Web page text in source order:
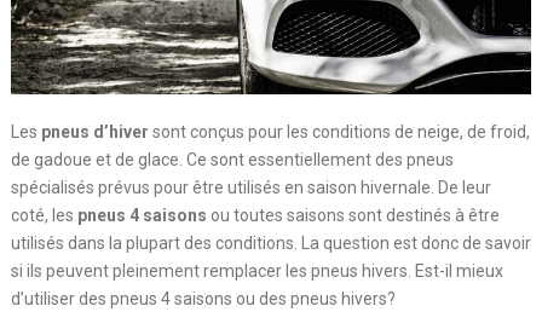
Les pneus d’hiver sont conçus pour les conditions de neige, de froid,
de gadoue et de glace. Ce sont essentiellement des pneus
spécialisés prévus pour être utilisés en saison hivernale. De leur
coté, les pneus 4 saisons ou toutes saisons sont destinés à être
utilisés dans la plupart des conditions. La question est donc de savoir
si ils peuvent pleinement remplacer les pneus hivers. Est-il mieux
d’utiliser des pneus 4 saisons ou des pneus hivers?